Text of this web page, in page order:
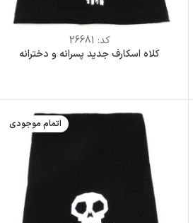
کد: 26681
کلاه اسکارف جدید پسرانه و دخترانه
اتمام موجودی